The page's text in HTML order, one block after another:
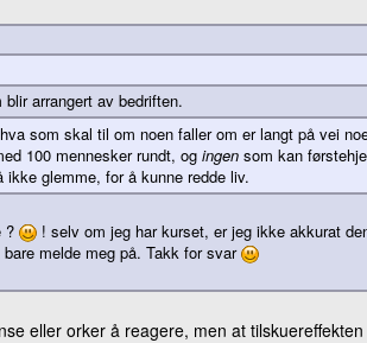
arrangert av bedriften.
som skal til om noen faller om er langt på vei
100 mennesker rundt, ogingen som kan
glemme, for å kunne redde liv.
?
! selv om jeg har kurset, er jeg ikke akkurat
melde meg på. Takk for svar
eller orker å reagere, men at